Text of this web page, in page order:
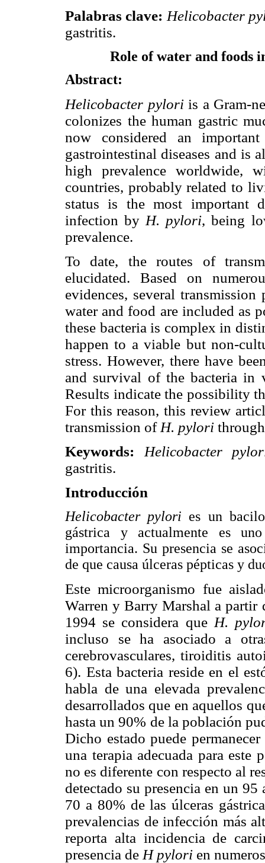
Palabras clave: Helicobacter
gastritis.
Role of water and foods
Abstract:
Helicobacter pylori is a Gram-
colonizes the human gastric
now considered an
gastrointestinal diseases and is
high prevalence worldwide,
countries, probably related to
status is the most important
infection by H. pylori, being
prevalence.
To date, the routes of
elucidated. Based on
evidences, several
water and food are included as
these bacteria is complex in
happen to a viable but non-
stress. However, there have
and survival of the bacteria in
Results indicate the possibility
For this reason, this review
transmission of H. pylori
Keywords: Helicobacter
gastritis.
Introducción
Helicobacter pylori es un
gástrica y actualmente es
importancia. Su presencia se
de que causa úlceras pépticas y
Este microorganismo fue
Warren y Barry Marshal a partir
1994 se considera que H.
incluso se ha asociado a
cerebrovasculares, tiroiditis
6). Esta bacteria reside en el
habla de una elevada
desarrollados que en aquellos
hasta un 90% de la población
Dicho estado puede
una terapia adecuada para este
no es diferente con respecto al
detectado su presencia en un
70 a 80% de las úlceras
prevalencias de infección más
reporta alta incidencia de
presencia de H pylori en